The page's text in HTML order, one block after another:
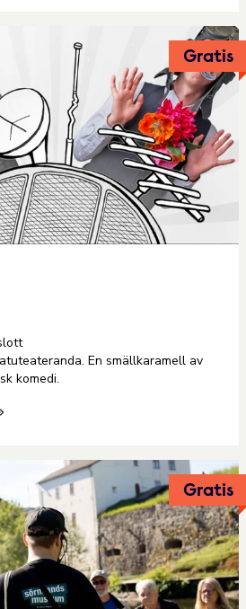
Gratis
En smällkaramell av
komedi.
Gratis